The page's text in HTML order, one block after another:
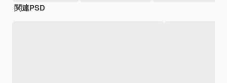
関連PSD